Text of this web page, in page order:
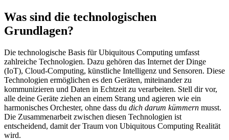
Was sind die technologischen
Grundlagen?
Die technologische Basis für Ubiquitous Computing umfasst
zahlreiche Technologien. Dazu gehören das Internet der Dinge
(IoT), Cloud-Computing, künstliche Intelligenz und Sensoren. Diese
Technologien ermöglichen es den Geräten, miteinander zu
kommunizieren und Daten in Echtzeit zu verarbeiten. Stell dir vor,
alle deine Geräte ziehen an einem Strang und agieren wie ein
harmonisches Orchester, ohne dass du dich darum kümmern musst.
Die Zusammenarbeit zwischen diesen Technologien ist
entscheidend, damit der Traum von Ubiquitous Computing Realität
wird.